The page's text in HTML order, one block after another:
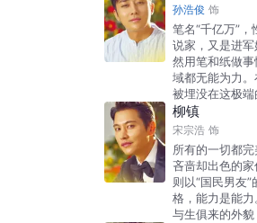
孙浩俊 饰
笔名“千亿万”
说家，又是进
然用笔和纸做
域都无能为力
被埋没在这极
柳镇
宋宗浩 饰
所有的一切都
吝啬却出色的
则以“国民男友
格，能力是能
与生俱来的外